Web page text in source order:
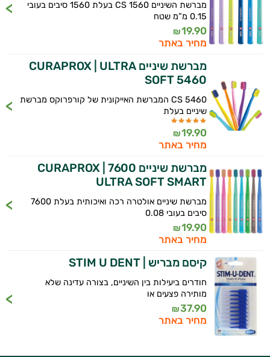
מברשת השיניים CS 1560 בעלת 1560 סיבים בעובי
0.15 מ”מ שטח
19.90
₪
מחיר באתר
מברשת שיניים CURAPROX | ULTRA
SOFT 5460
CS 5460 המברשת האייקונית של קורפרוקס מברשת
שיניים בעלת
19.90
₪
מחיר באתר
מברשת שיניים 7600 CURAPROX |
ULTRA SOFT SMART
מברשת שיניים אולטרה רכה ואיכותית בעלת 7600
סיבים בעובי 0.08
19.90
₪
מחיר באתר
קיסם מבריש | STIM U DENT
חודרים ביעילות בין השיניים, בצורה עדינה שלא
מותירה פצעים או
37.90
₪
מחיר באתר
היי,
אני יועץ הבריאות האישי AI של טבע בריא.
התשובות שלי מבוססות על מאגרי מידע קליניים
וספרות מקצועית בתחומי הרפואה הטבעית
ותזונת הספורט.
אני כאן כדי לעזור לך להתאים את תוספי
התזונה ומוצרי הבריאות המדויקים למטרות
ולמצב הגופני שלך, ולהסביר לך אילו רכיבים
עובדים יחד כדי למקסם תוצאות גם בחיי היום
יום וגם בתחום הכושר והספורט.